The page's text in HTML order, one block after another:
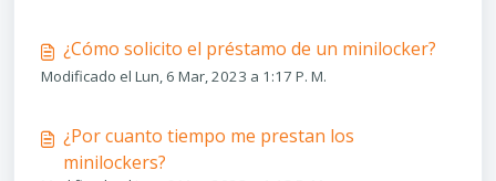
¿Cómo solicito el préstamo de un minilocker?
Modificado el Lun, 6 Mar, 2023 a 1:17 P. M.
¿Por cuanto tiempo me prestan los
minilockers?